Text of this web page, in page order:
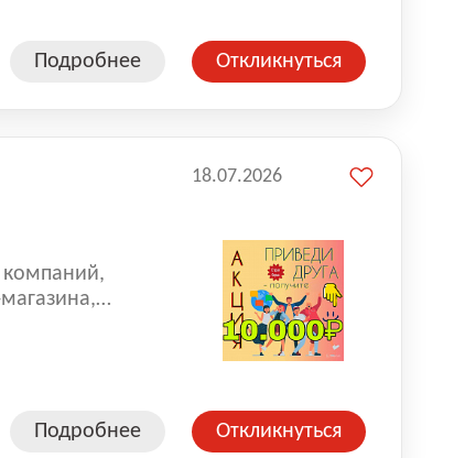
Подробнее Откликнуться
компаний,
и
более 18 000
Подробнее
18.07.2026
Откликнуться